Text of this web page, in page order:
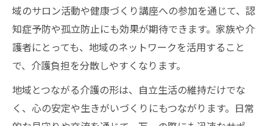
域のサロン活動や健康づくり講座への参加を通じて、認
知症予防や孤立防止にも効果が期待できます。家族や介
護者にとっても、地域のネットワークを活用すること
で、介護負担を分散しやすくなります。
地域とつながる介護の形は、自立生活の維持だけでな
く、心の安定や生きがいづくりにもつながります。日常